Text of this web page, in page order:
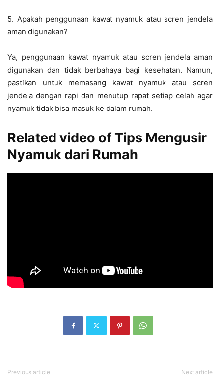
5. Apakah penggunaan kawat nyamuk atau scren jendela
aman digunakan?
Ya, penggunaan kawat nyamuk atau scren jendela aman
digunakan dan tidak berbahaya bagi kesehatan. Namun,
pastikan untuk memasang kawat nyamuk atau scren
jendela dengan rapi dan menutup rapat setiap celah agar
nyamuk tidak bisa masuk ke dalam rumah.
Related video of Tips Mengusir
Nyamuk dari Rumah
Previous article Next article